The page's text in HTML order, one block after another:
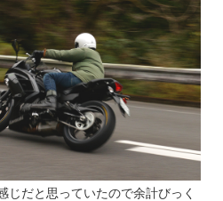
じだと思っていたので余計びっく